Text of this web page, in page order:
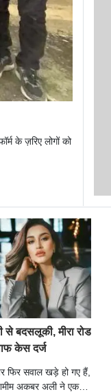
के ज़रिए लोगों को
से बदसलूकी, मीरा रोड
केस दर्ज
पर फिर सवाल खड़े हो गए हैं,
अकबर अली ने एक